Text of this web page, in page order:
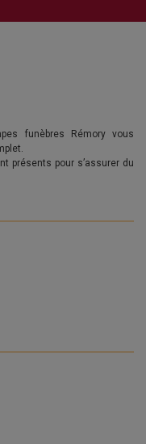
funèbres Rémory vous
présents pour s’assurer du